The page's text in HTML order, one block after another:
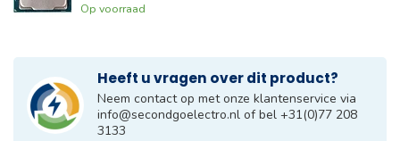
Op voorraad
Heeft u vragen over dit product?
Neem contact op met onze klantenservice via
info@secondgoelectro.nl of bel +31(0)77 208
3133